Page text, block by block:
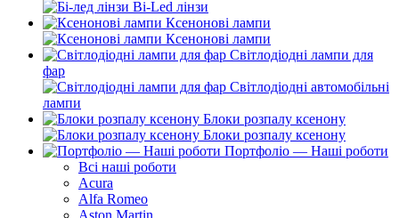
Bi-Led лінзи
Ксенонові лампи
Ксенонові лампи
Світлодіодні лампи для
фар
Світлодіодні автомобільні
лампи
Блоки розпалу ксенону
Блоки розпалу ксенону
Портфоліо — Наші роботи
Всі наші роботи
Acura
Alfa Romeo
Aston Martin